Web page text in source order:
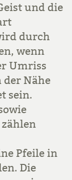
und die
durch
wenn
Umriss
Nähe
sein.
Pfeile in
Die